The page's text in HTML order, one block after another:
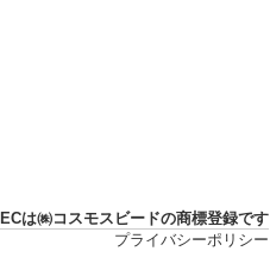
は㈱コスモスビードの商標登録です
プライバシーポリシー